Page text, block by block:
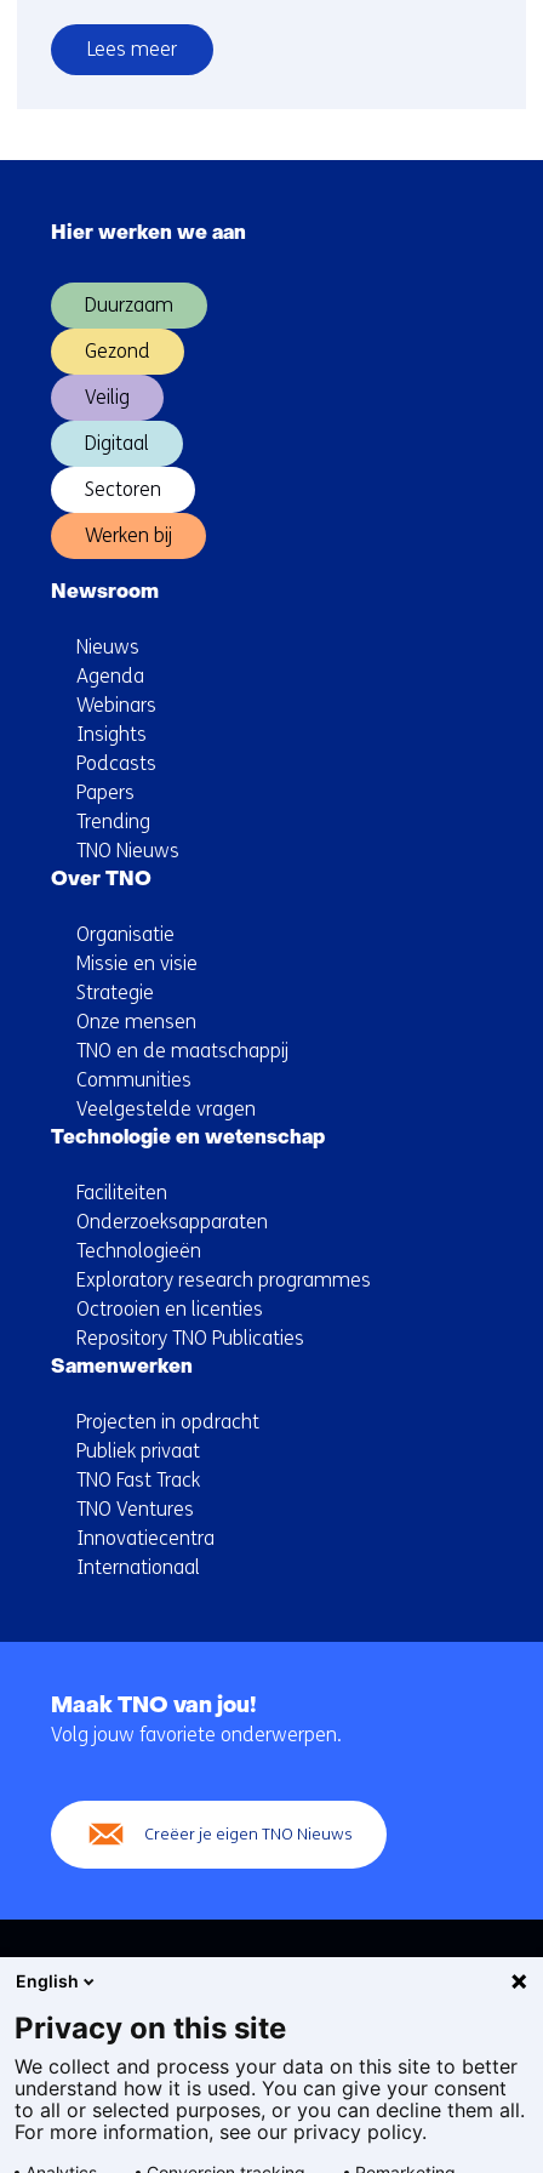
Lees meer
over
Hier werken we aan
Duurzaam
Gezond
Veilig
Digitaal
Sectoren
Werken bij
Newsroom
Nieuws
Agenda
Webinars
Insights
Podcasts
Papers
Trending
TNO Nieuws
Over TNO
Organisatie
Missie en visie
Strategie
Onze mensen
TNO en de maatschappij
Communities
Veelgestelde vragen
Technologie en wetenschap
Faciliteiten
Onderzoeksapparaten
Technologieën
Exploratory research programmes
Octrooien en licenties
Repository TNO Publicaties
Samenwerken
Projecten in opdracht
Publiek privaat
TNO Fast Track
TNO Ventures
Innovatiecentra
Internationaal
navigatie
Maak TNO van jou!
Volg jouw favoriete onderwerpen.
Creëer je eigen TNO Nieuws
Cookies
Privacy statement
Toegankelijkheid
English
Privacy on this site
We collect and process your data on this site to better
understand how it is used. You can give your consent
to all or selected purposes, or you can decline them all.
For more information, see our privacy policy.